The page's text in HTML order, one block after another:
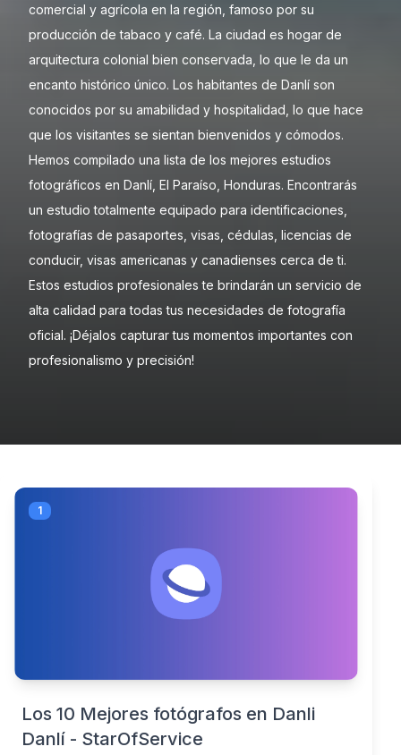
comercial y agrícola en la región, famoso por su
producción de tabaco y café. La ciudad es hogar de
arquitectura colonial bien conservada, lo que le da un
encanto histórico único. Los habitantes de Danlí son
conocidos por su amabilidad y hospitalidad, lo que hace
que los visitantes se sientan bienvenidos y cómodos.
Hemos compilado una lista de los mejores estudios
fotográficos en Danlí, El Paraíso, Honduras. Encontrarás
un estudio totalmente equipado para identificaciones,
fotografías de pasaportes, visas, cédulas, licencias de
conducir, visas americanas y canadienses cerca de ti.
Estos estudios profesionales te brindarán un servicio de
alta calidad para todas tus necesidades de fotografía
oficial. ¡Déjalos capturar tus momentos importantes con
profesionalismo y precisión!
1
Los 10 Mejores fotógrafos en Danli
Danlí - StarOfService